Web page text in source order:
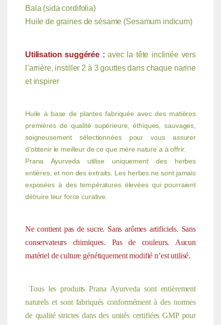
Bala (sida cordifolia)
Huile de graines de sésame (Sesamum indicum)
Utilisation suggérée : avec la tête inclinée vers
l’arrière, instiller 2 à 3 gouttes dans chaque narine
et inspirer
Huile à base de plantes fabriquée avec des matières
premières de qualité supérieure, éthiques, sauvages,
soigneusement sélectionnées pour vous assurer
d’obtenir le meilleur de ce que mère nature a à offrir.
Prana Ayurveda utilise uniquement des herbes
entières, et non des extraits. Les herbes ne sont jamais
exposées à des températures élevées qui pourraient
détruire leur force curative.
Ne contient pas de sucre. Sans arômes artificiels. Sans
conservateurs chimiques. Pas de couleurs. Aucun
matériel de culture génétiquement modifié n’est utilisé.
Tous les produits Prana Ayurveda sont entièrement
naturels et sont fabriqués conformément à des normes
de qualité strictes dans des unités certifiées GMP pour